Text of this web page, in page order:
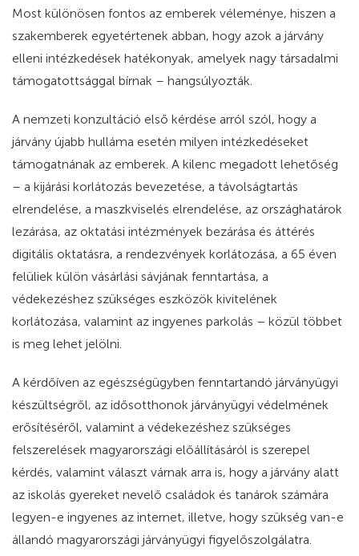
Most különösen fontos az emberek véleménye, hiszen a
szakemberek egyetértenek abban, hogy azok a járvány
elleni intézkedések hatékonyak, amelyek nagy társadalmi
támogatottsággal bírnak – hangsúlyozták.
A nemzeti konzultáció első kérdése arról szól, hogy a
járvány újabb hulláma esetén milyen intézkedéseket
támogatnának az emberek. A kilenc megadott lehetőség
– a kijárási korlátozás bevezetése, a távolságtartás
elrendelése, a maszkviselés elrendelése, az országhatárok
lezárása, az oktatási intézmények bezárása és áttérés
digitális oktatásra, a rendezvények korlátozása, a 65 éven
felüliek külön vásárlási sávjának fenntartása, a
védekezéshez szükséges eszközök kivitelének
korlátozása, valamint az ingyenes parkolás – közül többet
is meg lehet jelölni.
A kérdőíven az egészségügyben fenntartandó járványügyi
készültségről, az idősotthonok járványügyi védelmének
erősítéséről, valamint a védekezéshez szükséges
felszerelések magyarországi előállításáról is szerepel
kérdés, valamint választ várnak arra is, hogy a járvány alatt
az iskolás gyereket nevelő családok és tanárok számára
legyen-e ingyenes az internet, illetve, hogy szükség van-e
állandó magyarországi járványügyi figyelőszolgálatra.